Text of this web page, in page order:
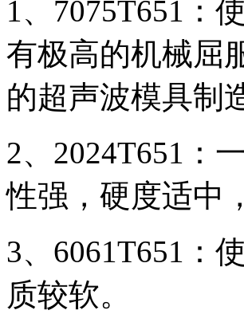
1、7075T651：
有极高的机械屈
的超声波模具制
2、2024T651：
性强，硬度适中
3、6061T651：
质较软。